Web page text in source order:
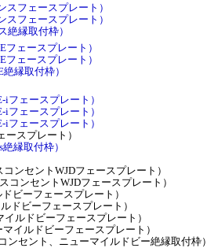
スフェースプレート）
スフェースプレート）
絶縁取付枠）
フェースプレート）
フェースプレート）
縁取付枠）
iフェースプレート）
iフェースプレート）
iフェースプレート）
ースプレート）
縁取付枠）
ンセントWJDフェースプレート）
コンセントWJDフェースプレート）
ビーフェースプレート）
ドビーフェースプレート）
イルドビーフェースプレート）
イルドビーフェースプレート）
ンセント、ニューマイルドビー絶縁取付枠）